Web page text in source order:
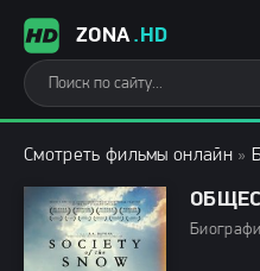
ZONA.HD
Смотреть фильмы онлайн »